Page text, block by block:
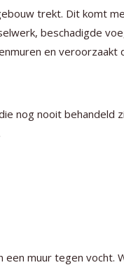
trekt. Dit komt
beschadigde
en veroorzaakt
nog nooit behandeld
een muur tegen vocht.